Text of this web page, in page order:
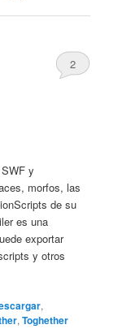
2
y
morfos, las
de su
es una
exportar
y otros
,
,Toghether